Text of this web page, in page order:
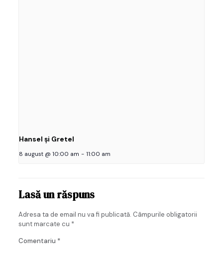
Hansel și Gretel
8 august @ 10:00 am - 11:00 am
Lasă un răspuns
Adresa ta de email nu va fi publicată. Câmpurile obligatorii
sunt marcate cu *
Comentariu *